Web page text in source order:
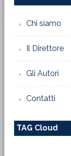
Chi siamo
Il Direttore
Gli Autori
Contatti
TAG Cloud